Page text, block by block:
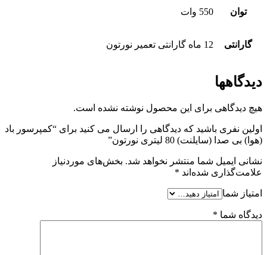
توان 550 وات
گارانتی 12 ماه گارانتی تعمیر نورتون
دیدگاهها
هیچ دیدگاهی برای این محصول نوشته نشده است.
اولین نفری باشید که دیدگاهی را ارسال می کنید برای “کمپرسور باد
(هوا) بی صدا (سایلنت) 80 لیتری نورتون”
نشانی ایمیل شما منتشر نخواهد شد. بخش‌های موردنیاز
علامت‌گذاری شده‌اند *
امتیاز شما
دیدگاه شما *